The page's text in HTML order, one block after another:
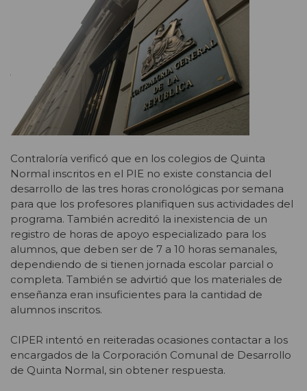
Contraloría verificó que en los colegios de Quinta
Normal inscritos en el PIE no existe constancia del
desarrollo de las tres horas cronológicas por semana
para que los profesores planifiquen sus actividades del
programa. También acreditó la inexistencia de un
registro de horas de apoyo especializado para los
alumnos, que deben ser de 7 a 10 horas semanales,
dependiendo de si tienen jornada escolar parcial o
completa. También se advirtió que los materiales de
enseñanza eran insuficientes para la cantidad de
alumnos inscritos.
CIPER intentó en reiteradas ocasiones contactar a los
encargados de la Corporación Comunal de Desarrollo
de Quinta Normal, sin obtener respuesta.